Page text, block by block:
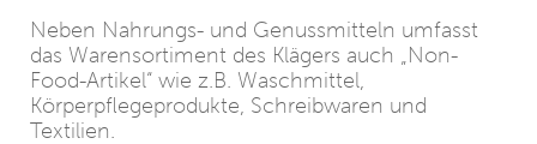
Neben Nahrungs- und Genussmitteln umfasst
das Warensortiment des Klägers auch „Non-
Food-Artikel“ wie z.B. Waschmittel,
Körperpflegeprodukte, Schreibwaren und
Textilien.